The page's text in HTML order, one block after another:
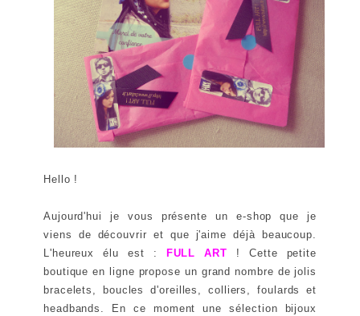
Hello !
Aujourd'hui je vous présente un e-shop que je
viens de découvrir et que j'aime déjà beaucoup.
L'heureux élu est :
FULL ART ! Cette petite
boutique en ligne propose un grand nombre de jolis
bracelets, boucles d'oreilles, colliers, foulards et
headbands. En ce moment une sélection bijoux